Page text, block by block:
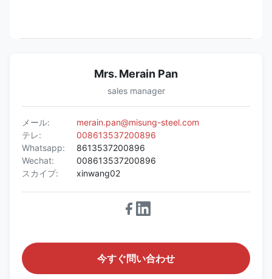
Mrs. Merain Pan
sales manager
メール:
merain.pan@misung-steel.com
テレ:
008613537200896
Whatsapp:
8613537200896
Wechat:
008613537200896
スカイプ:
xinwang02
今すぐ問い合わせ